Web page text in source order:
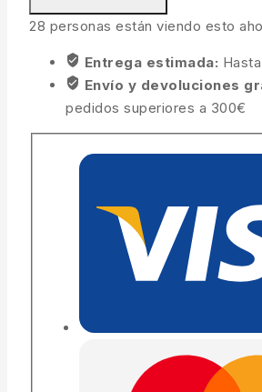
28 personas están viendo esto
Entrega estimada:
Envío y devoluciones
pedidos superiores a 300€